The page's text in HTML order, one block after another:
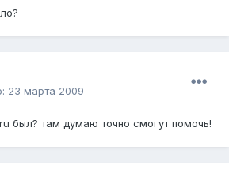
23 марта 2009
был? там думаю точно смогут помочь!